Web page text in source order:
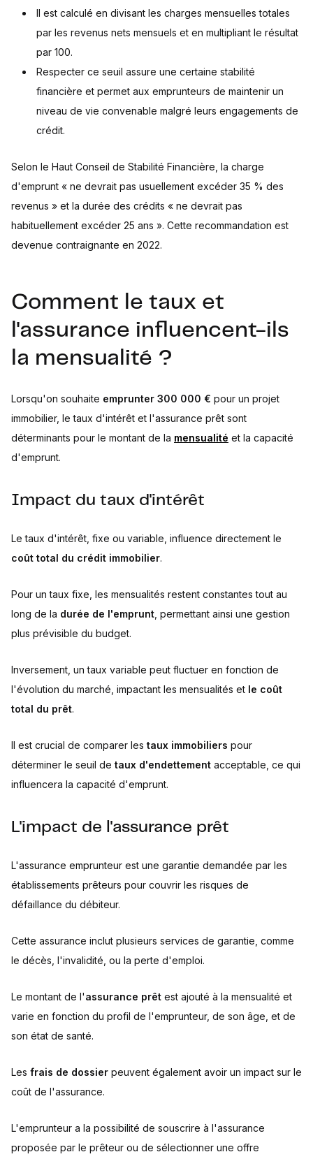
Il est calculé en divisant les charges mensuelles totales
par les revenus nets mensuels et en multipliant le résultat
par 100.
Respecter ce seuil assure une certaine stabilité
financière et permet aux emprunteurs de maintenir un
niveau de vie convenable malgré leurs engagements de
crédit.
Selon le Haut Conseil de Stabilité Financière, la charge
d'emprunt « ne devrait pas usuellement excéder 35 % des
revenus » et la durée des crédits « ne devrait pas
habituellement excéder 25 ans ». Cette recommandation est
devenue contraignante en 2022.
Comment le taux et
l'assurance influencent-ils
la mensualité ?
Lorsqu'on souhaite emprunter 300 000 € pour un projet
immobilier, le taux d'intérêt et l'assurance prêt sont
déterminants pour le montant de la mensualité et la capacité
d'emprunt.
Impact du taux d'intérêt
Le taux d'intérêt, fixe ou variable, influence directement le
coût total du crédit immobilier.
Pour un taux fixe, les mensualités restent constantes tout au
long de la durée de l'emprunt , permettant ainsi une gestion
plus prévisible du budget.
Inversement, un taux variable peut fluctuer en fonction de
l'évolution du marché, impactant les mensualités et le coût
total du prêt.
Il est crucial de comparer les taux immobiliers pour
déterminer le seuil de taux d'endettement acceptable, ce qui
influencera la capacité d'emprunt.
L'impact de l'assurance prêt
L'assurance emprunteur est une garantie demandée par les
établissements prêteurs pour couvrir les risques de
défaillance du débiteur.
Cette assurance inclut plusieurs services de garantie, comme
le décès, l'invalidité, ou la perte d'emploi.
Le montant de l'assurance prêt est ajouté à la mensualité et
varie en fonction du profil de l'emprunteur, de son âge, et de
son état de santé.
Les frais de dossier peuvent également avoir un impact sur le
coût de l'assurance.
L'emprunteur a la possibilité de souscrire à l'assurance
proposée par le prêteur ou de sélectionner une offre